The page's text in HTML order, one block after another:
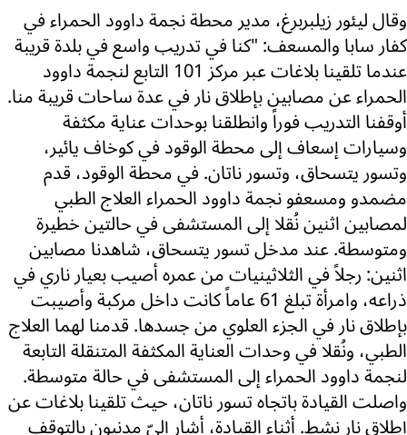
وقال ليئور زيلبربرغ، مدير محطة نجمة داوود الحمراء في
كفار سابا والمسعف: "كنا في تدريب واسع في بلدة قريبة
عندما تلقينا بلاغات عبر مركز 101 التابع لنجمة داوود
الحمراء عن مصابين بإطلاق نار في عدة ساحات قريبة منا.
أوقفنا التدريب فوراً وانطلقنا بوحدات عناية مكثفة
وسيارات إسعاف إلى محطة الوقود في كوخاف يائير،
وتسور يتسحاق، وتسور ناتان. في محطة الوقود، قدم
مضمدو ومسعفو نجمة داوود الحمراء العلاج الطبي
لمصابين اثنين نُقلا إلى المستشفى في حالتين خطيرة
ومتوسطة. عند مدخل تسور يتسحاق، شاهدنا مصابين
اثنين: رجلاً في الثلاثينيات من عمره أصيب بعيار ناري في
ذراعه، وامرأة تبلغ 61 عاماً كانت داخل مركبة وأصيبت
بإطلاق نار في الجزء العلوي من جسدها. قدمنا لهما العلاج
الطبي، ونُقلا في وحدات العناية المكثفة المتنقلة التابعة
لنجمة داوود الحمراء إلى المستشفى في حالة متوسطة.
واصلت القيادة باتجاه تسور ناتان، حيث تلقينا بلاغات عن
إطلاق نار نشط. أثناء القيادة، أشار إليّ مدنيون بالتوقف